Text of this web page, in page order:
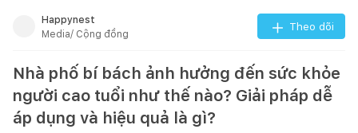
Happynest
Media/ Cộng đồng
Theo dõi
Nhà phố bí bách ảnh hưởng đến sức khỏe
người cao tuổi như thế nào? Giải pháp dễ
áp dụng và hiệu quả là gì?